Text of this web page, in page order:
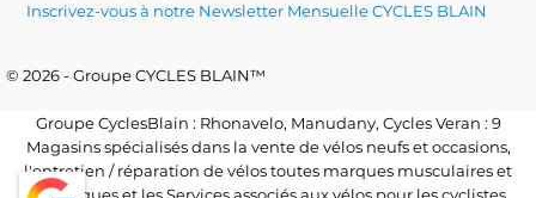
Inscrivez-vous à notre Newsletter Mensuelle CYCLES BLAIN
© 2026 - Groupe CYCLES BLAIN™
Groupe CyclesBlain : Rhonavelo, Manudany, Cycles Veran : 9
Magasins spécialisés dans la vente de vélos neufs et occasions,
l'entretien / réparation de vélos toutes marques musculaires et